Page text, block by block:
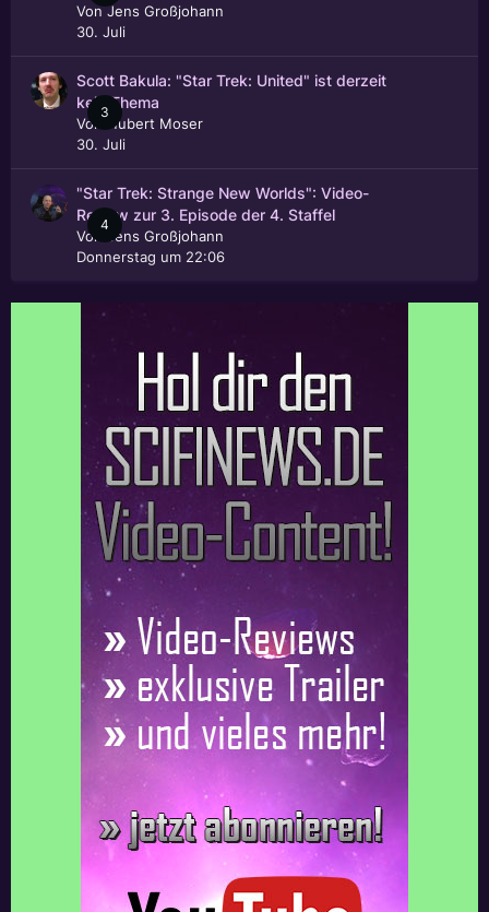
VonJens Großjohann
30. Juli
3
Scott Bakula: "Star Trek: United" ist derzeit
kein Thema
Von
Hubert Moser
30. Juli
4
"Star Trek: Strange New Worlds": Video-
Review zur 3. Episode der 4. Staffel
Von
Jens Großjohann
Donnerstag um 22:06